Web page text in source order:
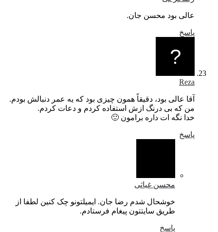
عالی بود محسن جان.
آقا عالی بود، دقیقاً همون چیزی بود که یه عمر دنبالش بودم.
من که بی درنگ ازش استفاده کردم و دعات کردم.
خدا نگه ات داره برامون 🙂
محسن غیاثی
خوشحال شدم رضا جان. ایمیلتونو چک کنین لطفا از
طریق سایتتون پیغام فرستادم.